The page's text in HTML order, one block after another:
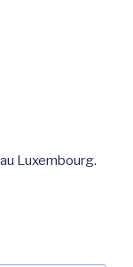
Luxembourg.